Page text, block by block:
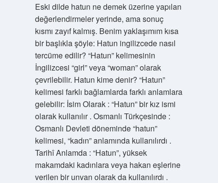
Eski dilde hatun ne demek üzerine yapılan
değerlendirmeler yerinde, ama sonuç
kısmı zayıf kalmış. Benim yaklaşımım kısa
bir başlıkla şöyle: Hatun ingilizcede nasıl
tercüme edilir? “Hatun” kelimesinin
İngilizcesi “girl” veya “woman” olarak
çevrilebilir. Hatun kime denir? “Hatun”
kelimesi farklı bağlamlarda farklı anlamlara
gelebilir: İsim Olarak : “Hatun” bir kız ismi
olarak kullanılır . Osmanlı Türkçesinde :
Osmanlı Devleti döneminde “hatun”
kelimesi, “kadın” anlamında kullanılırdı .
Tarihî Anlamda : “Hatun”, yüksek
makamdaki kadınlara veya hakan eşlerine
verilen bir unvan olarak da kullanılırdı .